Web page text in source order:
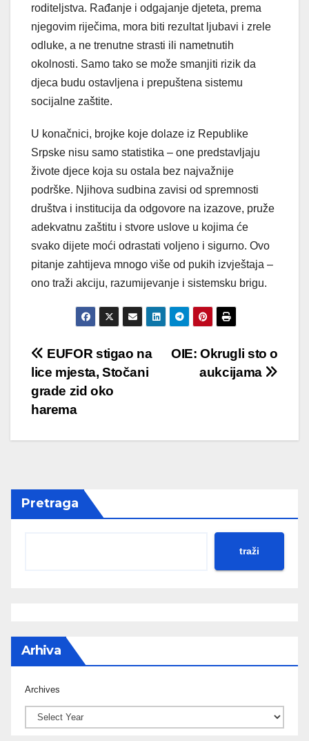
roditeljstva. Rađanje i odgajanje djeteta, prema
njegovim riječima, mora biti rezultat ljubavi i zrele
odluke, a ne trenutne strasti ili nametnutih
okolnosti. Samo tako se može smanjiti rizik da
djeca budu ostavljena i prepuštena sistemu
socijalne zaštite.
U konačnici, brojke koje dolaze iz Republike
Srpske nisu samo statistika – one predstavljaju
živote djece koja su ostala bez najvažnije
podrške. Njihova sudbina zavisi od spremnosti
društva i institucija da odgovore na izazove, pruže
adekvatnu zaštitu i stvore uslove u kojima će
svako dijete moći odrastati voljeno i sigurno. Ovo
pitanje zahtijeva mnogo više od pukih izvještaja –
ono traži akciju, razumijevanje i sistemsku brigu.
Post
navigation
OIE: Okrugli sto o
aukcijama
EUFOR stigao na
lice mjesta, Stočani
grade zid oko
harema
Pretraga
traži
Arhiva
Archives